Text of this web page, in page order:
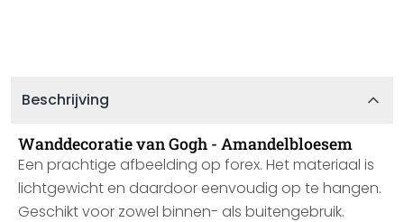
Beschrijving
Wanddecoratie van Gogh - Amandelbloesem
Een prachtige afbeelding op forex. Het materiaal is
lichtgewicht en daardoor eenvoudig op te hangen.
Geschikt voor zowel binnen- als buitengebruik.